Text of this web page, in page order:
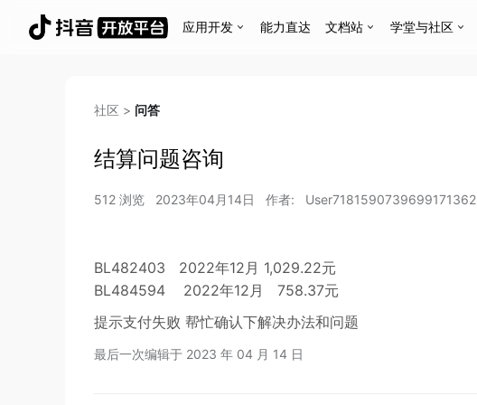
应用开发 能力直达 文档站 学堂与社区
社区 > 问答
结算问题咨询
512 浏览 2023年04月14日 作者: User7181590739699171362
BL482403 2022年12月 1,029.22元
BL484594 2022年12月 758.37元
提示支付失败 帮忙确认下解决办法和问题
最后一次编辑于 2023 年 04 月 14 日